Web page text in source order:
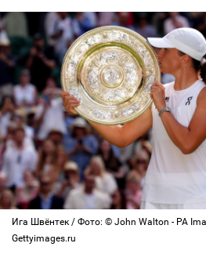
Ига Швёнтек / Фото: © John Walton - PA
Gettyimages.ru